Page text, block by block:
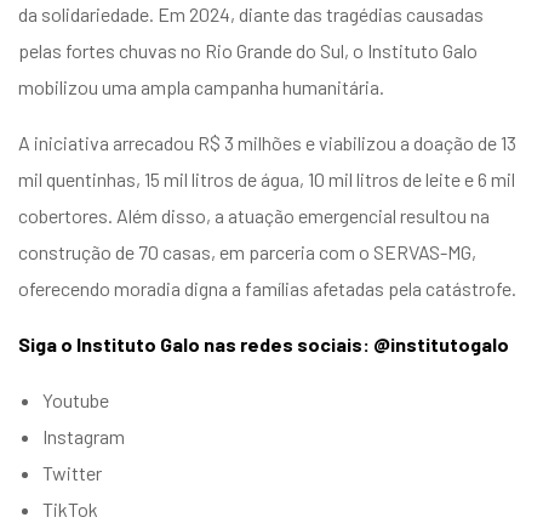
da solidariedade. Em 2024, diante das tragédias causadas
pelas fortes chuvas no Rio Grande do Sul, o Instituto Galo
mobilizou uma ampla campanha humanitária.
A iniciativa arrecadou R$ 3 milhões e viabilizou a doação de 13
mil quentinhas, 15 mil litros de água, 10 mil litros de leite e 6 mil
cobertores. Além disso, a atuação emergencial resultou na
construção de 70 casas, em parceria com o SERVAS-MG,
oferecendo moradia digna a famílias afetadas pela catástrofe.
Siga o Instituto Galo nas redes sociais: @institutogalo
Youtube
Instagram
Twitter
TikTok